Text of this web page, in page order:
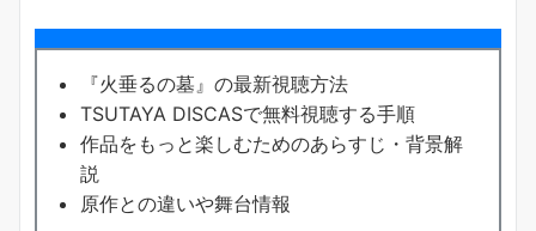
『火垂るの墓』の最新視聴方法
TSUTAYA DISCASで無料視聴する手順
作品をもっと楽しむためのあらすじ・背景解
説
原作との違いや舞台情報